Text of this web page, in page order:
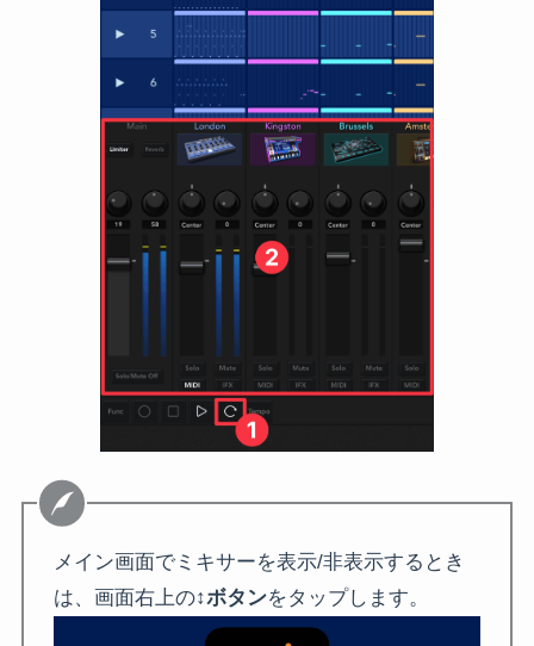
メイン画面でミキサーを表示/非表示するとき
は、画面右上の↕️ボタンをタップします。